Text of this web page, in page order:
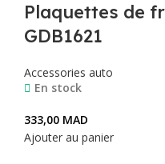
Plaquettes de
GDB1621
Accessories auto
En stock
333,00 MAD
Ajouter au panier